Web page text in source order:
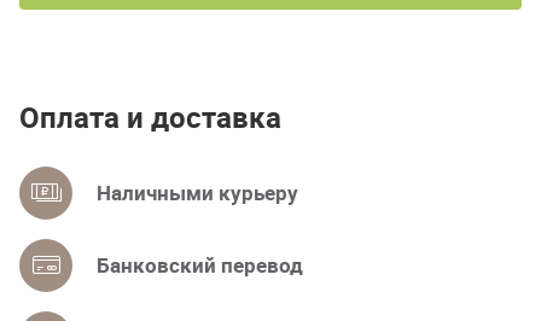
Оплата и доставка
Наличными курьеру
Банковский перевод